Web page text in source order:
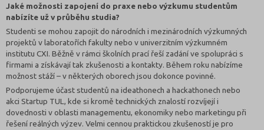
Jaké možnosti zapojení do praxe nebo výzkumu studentům
nabízíte už v průběhu studia?
Studenti se mohou zapojit do národních i mezinárodních výzkumných
projektů v laboratořích fakulty nebo v univerzitním výzkumném
institutu CXI. Běžně v rámci školních prací řeší zadání ve spolupráci s
firmami a získávají tak zkušenosti a kontakty. Během roku nabízíme
možnost stáží – v některých oborech jsou dokonce povinné.
Podporujeme účast studentů na ideathonech a hackathonech nebo
akci Startup TUL, kde si kromě technických znalostí rozvíjejí i
dovednosti v oblasti managementu, ekonomiky nebo marketingu při
řešení reálných výzev. Velmi cennou praktickou zkušeností je pro